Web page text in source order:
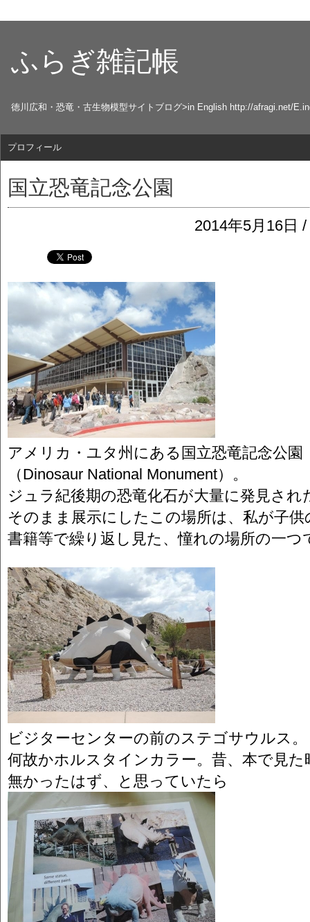
ふらぎ雑記帳
徳川広和・恐竜・古生物模型サイトブログ>in English http://afragi.net/
プロフィール
国立恐竜記念公園
2014年5月16日 /
アメリカ・ユタ州にある国立恐竜記念公園
（Dinosaur National Monument）。
ジュラ紀後期の恐竜化石が大量に発見され
そのまま展示にしたこの場所は、私が子供
書籍等で繰り返し見た、憧れの場所の一つ
ビジターセンターの前のステゴサウルス。
何故かホルスタインカラー。昔、本で見
無かったはず、と思っていたら